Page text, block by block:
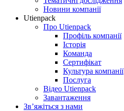
Новини компанії
Utienpack
Про Utienpack
Профіль компанії
Історія
Команда
Сертифікат
Культура компанії
Послуга
Відео Utienpack
Завантаження
Зв’яжіться з нами